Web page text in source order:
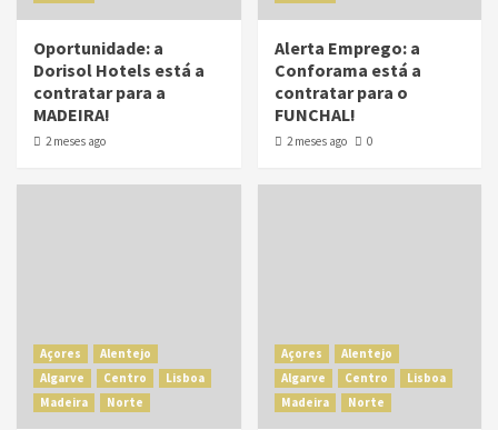
Oportunidade: a
Dorisol Hotels está a
contratar para a
MADEIRA!
2 meses ago
Alerta Emprego: a
Conforama está a
contratar para o
FUNCHAL!
2 meses ago 0
Açores
Alentejo
Algarve
Centro
Lisboa
Madeira
Norte
Açores
Alentejo
Algarve
Centro
Lisboa
Madeira
Norte